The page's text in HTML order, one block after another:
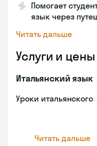
Помогает
язык через
Читать дальше
Услуги и цены
Итальянский язык
Уроки итальянского
Читать дальше